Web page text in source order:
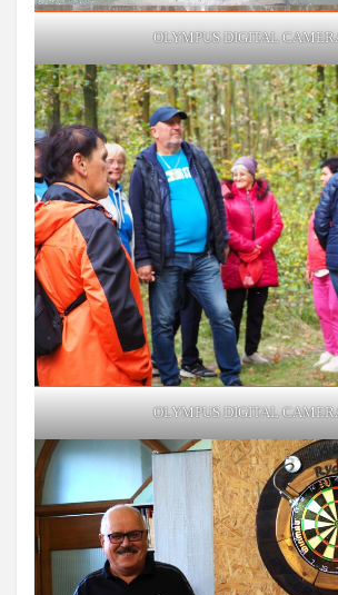
OLYMPUS DIGITAL
OLYMPUS DIGITAL